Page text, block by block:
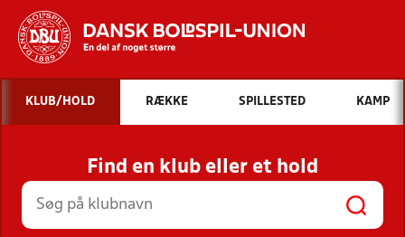
Hvad vil du søge efter?
INDHOLD OG NYHEDER
STILLINGER, RESULTATER, KLUBBER OG
HOLD
KLUB/HOLD RÆKKE SPILLESTED KAMP
Find en klub eller et hold